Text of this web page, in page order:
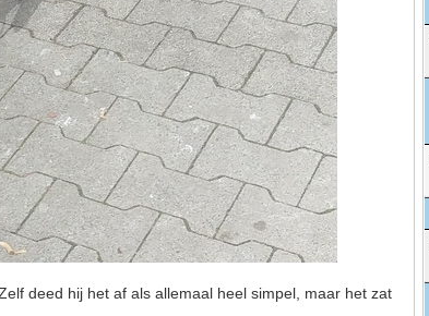
deed hij het af als allemaal heel simpel, maar het zat